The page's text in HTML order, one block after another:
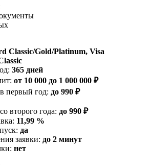
Classic/Gold/Platinum, Visa
365 дней
от 10 000 до 1 000 000 ₽
первый год: до 990 ₽
второго года: до 990 ₽
11,99 %
да
заявки: до 2 минут
нет